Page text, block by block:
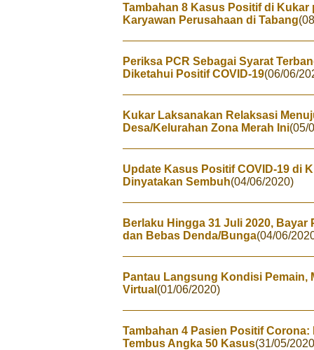
Tambahan 8 Kasus Positif di Kukar
Karyawan Perusahaan di Tabang
Periksa PCR Sebagai Syarat
Diketahui Positif COVID-19(06/06/
Kukar Laksanakan Relaksasi
Desa/Kelurahan Zona Merah Ini(05/
Update Kasus Positif COVID-19 di
Dinyatakan Sembuh(04/06/2020)
Berlaku Hingga 31 Juli 2020,
dan Bebas Denda/Bunga(04/06/
Pantau Langsung Kondisi Pemain,
Virtual (01/06/2020)
Tambahan 4 Pasien Positif
Tembus Angka 50 Kasus(31/05/